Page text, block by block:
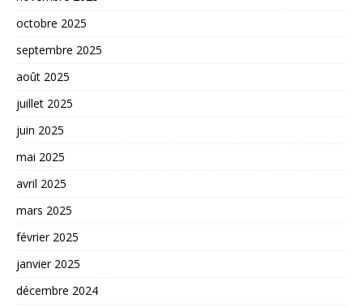
octobre 2025
septembre 2025
août 2025
juillet 2025
juin 2025
mai 2025
avril 2025
mars 2025
février 2025
janvier 2025
décembre 2024